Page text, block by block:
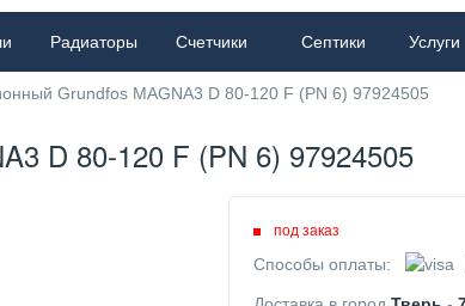
Радиаторы Cчетчики Септики Услуги
Grundfos MAGNA3 D 80-120 F (PN 6) 97924505
80-120 F (PN 6) 97924505
под заказ
Способы оплаты: